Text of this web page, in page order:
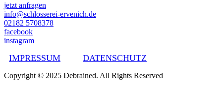
jetzt anfragen
info@schlosserei-ervenich.de
02182 5708378
facebook
instagram
IMPRESSUM DATENSCHUTZ
Copyright © 2025 Debrained. All Rights Reserved